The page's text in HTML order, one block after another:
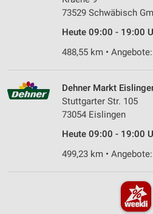
73529 Schwäbisch
Heute 09:00 - 19:00
488,55 km •
Dehner Markt
Stuttgarter Str. 105
73054 Eislingen
Heute 09:00 - 19:00
499,23 km •